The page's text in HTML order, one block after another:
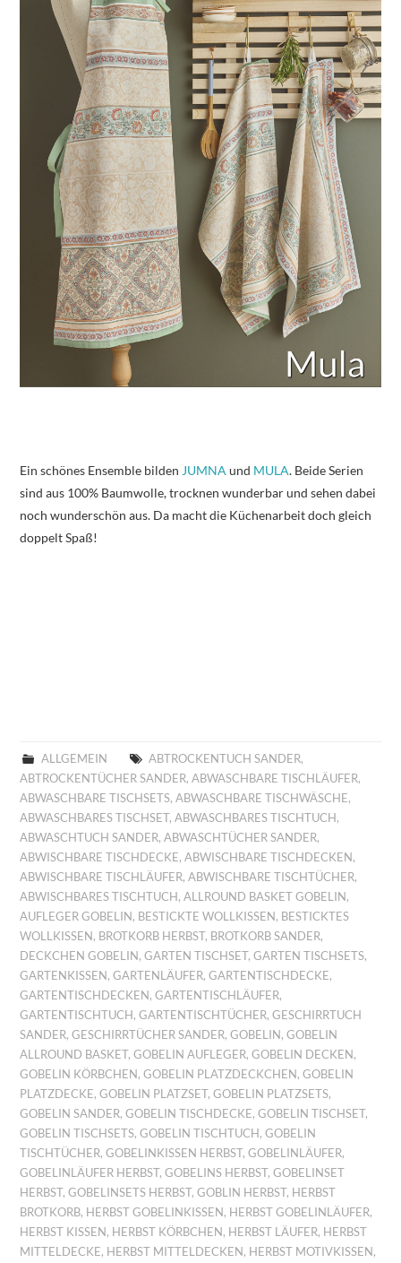
Ein schönes Ensemble bilden JUMNA und MULA. Beide Serien
sind aus 100% Baumwolle, trocknen wunderbar und sehen dabei
noch wunderschön aus. Da macht die Küchenarbeit doch gleich
doppelt Spaß!
ALLGEMEIN ABTROCKENTUCH SANDER,
ABTROCKENTÜCHER SANDER,ABWASCHBARE TISCHLÄUFER,
ABWASCHBARE TISCHSETS,ABWASCHBARE TISCHWÄSCHE,
ABWASCHBARES TISCHSET,ABWASCHBARES TISCHTUCH,
ABWASCHTUCH SANDER,ABWASCHTÜCHER SANDER,
ABWISCHBARE TISCHDECKE,ABWISCHBARE TISCHDECKEN,
ABWISCHBARE TISCHLÄUFER,ABWISCHBARE TISCHTÜCHER,
ABWISCHBARES TISCHTUCH,ALLROUND BASKET GOBELIN,
AUFLEGER GOBELIN, BESTICKTE WOLLKISSEN, BESTICKTES
WOLLKISSEN, BROTKORB HERBST, BROTKORB SANDER,
DECKCHEN GOBELIN,GARTEN TISCHSET,GARTEN TISCHSETS,
GARTENKISSEN,GARTENLÄUFER,GARTENTISCHDECKE,
GARTENTISCHDECKEN,GARTENTISCHLÄUFER,
GARTENTISCHTUCH,GARTENTISCHTÜCHER,GESCHIRRTUCH
SANDER,GESCHIRRTÜCHER SANDER,GOBELIN,GOBELIN
ALLROUND BASKET,GOBELIN AUFLEGER,GOBELIN DECKEN,
GOBELIN KÖRBCHEN,GOBELIN PLATZDECKCHEN,GOBELIN
PLATZDECKE,GOBELIN PLATZSET,GOBELIN PLATZSETS,
GOBELIN SANDER,GOBELIN TISCHDECKE,GOBELIN TISCHSET,
GOBELIN TISCHSETS,GOBELIN TISCHTUCH,GOBELIN
TISCHTÜCHER,GOBELINKISSEN HERBST,GOBELINLÄUFER,
GOBELINLÄUFER HERBST,GOBELINS HERBST,GOBELINSET
HERBST,GOBELINSETS HERBST,GOBLIN HERBST, HERBST
BROTKORB, HERBST GOBELINKISSEN, HERBST GOBELINLÄUFER,
HERBST KISSEN, HERBST KÖRBCHEN, HERBST LÄUFER, HERBST
MITTELDECKE, HERBST MITTELDECKEN, HERBST MOTIVKISSEN,